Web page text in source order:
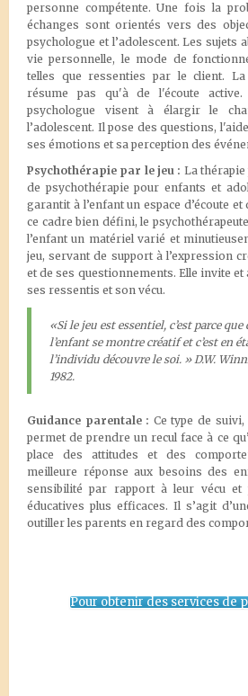
personne compétente. Une fois la
échanges sont orientés vers des
psychologue et l’adolescent. Les sujets
vie personnelle, le mode de
telles que ressenties par le client.
résume pas qu'à de l'écoute
psychologue visent à élargir le
l’adolescent. Il pose des questions,
ses émotions et sa perception des
Psychothérapie par le jeu : La thérapie
de psychothérapie pour enfants et
garantit à l’enfant un espace d’écoute
ce cadre bien défini, le
l’enfant un matériel varié et
jeu, servant de support à l’expression
et de ses questionnements. Elle invite et
ses ressentis et son vécu.
«Si le jeu est essentiel, c’est parce que
l’enfant se montre créatif et c’est en
l’individu découvre le soi. » D.W.
1982.
Guidance parentale : Ce type de
permet de prendre un recul face à ce
place des attitudes et des
meilleure réponse aux besoins des
sensibilité par rapport à leur vécu et
éducatives plus efficaces. Il s’agit
outiller les parents en regard des
Pour obtenir des services de